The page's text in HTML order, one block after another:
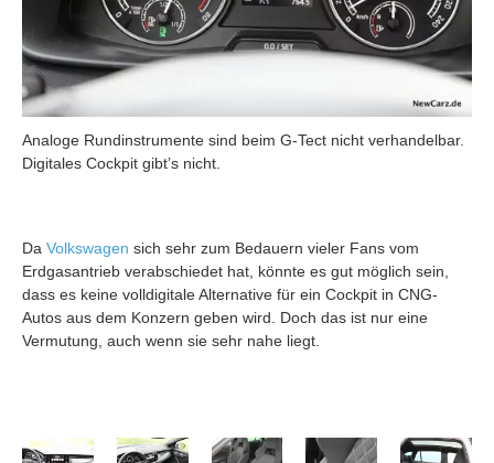
Analoge Rundinstrumente sind beim G-Tect nicht verhandelbar.
Digitales Cockpit gibt’s nicht.
Da Volkswagen sich sehr zum Bedauern vieler Fans vom
Erdgasantrieb verabschiedet hat, könnte es gut möglich sein,
dass es keine volldigitale Alternative für ein Cockpit in CNG-
Autos aus dem Konzern geben wird. Doch das ist nur eine
Vermutung, auch wenn sie sehr nahe liegt.